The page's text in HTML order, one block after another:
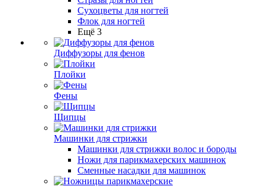
Сухоцветы для ногтей
Флок для ногтей
Ещё 3
Диффузоры для фенов
Плойки
Фены
Щипцы
Машинки для стрижки
Машинки для стрижки волос и бороды
Ножи для парикмахерских машинок
Сменные насадки для машинок